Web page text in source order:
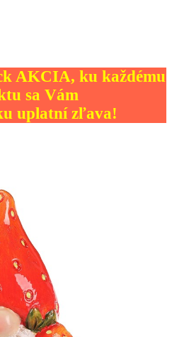
AKCIA, ku každému
sa Vám
uplatní zľava!